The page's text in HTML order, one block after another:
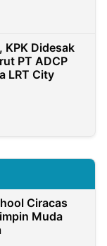
KPK Didesak
PT ADCP
LRT City
Ciracas
Muda